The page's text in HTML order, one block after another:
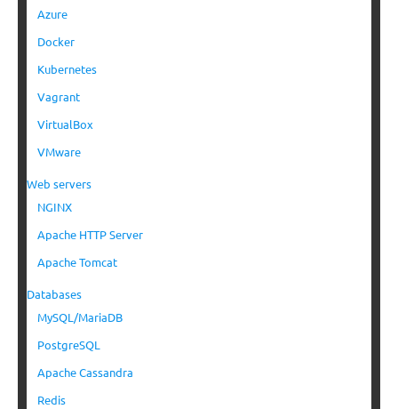
Azure
Docker
Kubernetes
Vagrant
VirtualBox
VMware
Web servers
NGINX
Apache HTTP Server
Apache Tomcat
Databases
MySQL/MariaDB
PostgreSQL
Apache Cassandra
Redis